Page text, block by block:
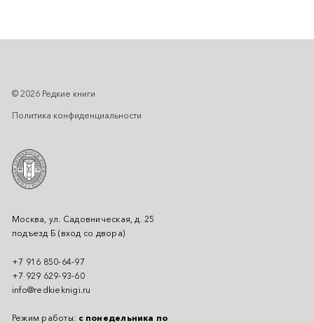
Москва, ул. Садовническая, д. 25
подъезд Б (вход со двора)
+7 916 850-64-97
+7 929 629-93-60
info@redkieknigi.ru
Режим работы: с понедельника по
© 2026 Редкие книги
Политика конфиденциальности